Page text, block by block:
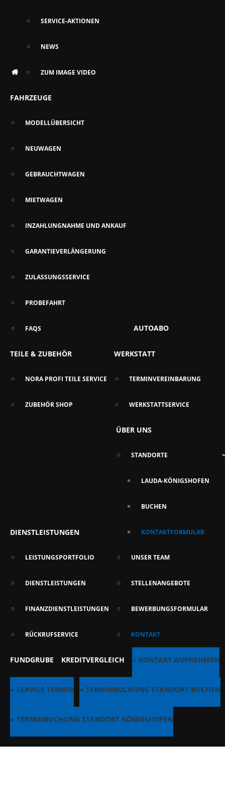
SERVICE-AKTIONEN
NEWS
ZUM IMAGE VIDEO
FAHRZEUGE
MODELLÜBERSICHT
NEUWAGEN
GEBRAUCHTWAGEN
MIETWAGEN
INZAHLUNGNAHME UND ANKAUF
GARANTIEVERLÄNGERUNG
ZULASSUNGSSERVICE
PROBEFAHRT
FAQS AUTOABO
TEILE & ZUBEHÖR
NORA PROFI TEILE SERVICE
ZUBEHÖR SHOP
WERKSTATT
TERMINVEREINBARUNG
WERKSTATTSERVICE
DIENSTLEISTUNGEN
LEISTUNGSPORTFOLIO
DIENSTLEISTUNGEN
FINANZDIENSTLEISTUNGEN
RÜCKRUFSERVICE
ÜBER UNS
STANDORTE
LAUDA-KÖNIGSHOFEN
BUCHEN
KONTAKTFORMULAR
UNSER TEAM
STELLENANGEBOTE
BEWERBUNGSFORMULAR
KONTAKT
FUNDGRUBE KREDITVERGLEICH » KONTAKT AUFNEHMEN
» SERVICE TERMIN » TERMINBUCHUNG STANDORT BUCHEN
» TERMINBUCHUNG STANDORT KÖNIGSHOFEN